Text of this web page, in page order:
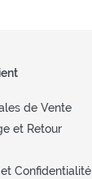
de Vente
et Retour
Confidentialité